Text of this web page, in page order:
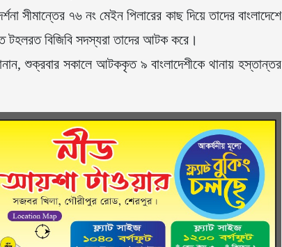
সীমান্তের ৭৬ নং মেইন পিলারের কাছ দিয়ে তাদের বাংলাদেশে
টহলরত বিজিবি সদস্যরা তাদের আটক করে।
শুক্রবার সকালে আটককৃত ৯ বাংলাদেশীকে থানায় হস্তান্তর